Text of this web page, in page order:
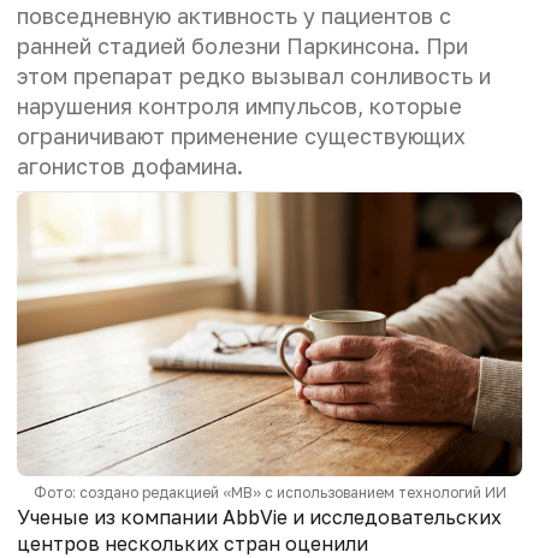
повседневную активность у пациентов с
ранней стадией болезни Паркинсона. При
этом препарат редко вызывал сонливость и
нарушения контроля импульсов, которые
ограничивают применение существующих
агонистов дофамина.
Фото: создано редакцией «МВ» с использованием технологий ИИ
Ученые из компании AbbVie и исследовательских
центров нескольких стран оценили